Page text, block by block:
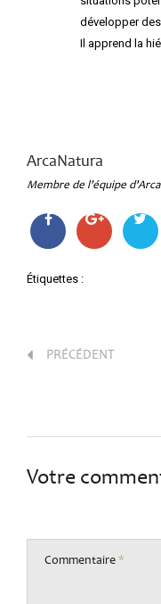
développer
Il apprend la
ArcaNatura
Membre de l'équipe
Étiquettes :
PRÉCÉDENT
Votre
Commentaire*